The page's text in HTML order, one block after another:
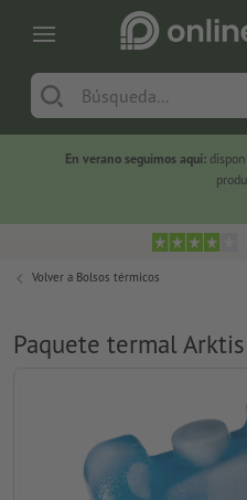
En verano seguimos aquí:
Volver a Bolsos térmicos
Paquete termal Arktis